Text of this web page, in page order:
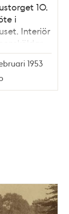
10.
i
Interiör
1953